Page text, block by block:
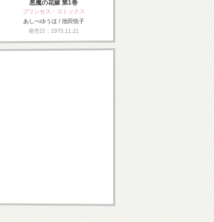
悪魔の花嫁 第1巻
プリンセス・コミックス
あしべゆうほ / 池田悦子
発売日：1975.11.21